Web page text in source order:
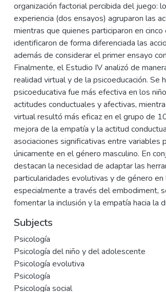
organización factorial percibida del juego:
experiencia (dos ensayos) agruparon las
mientras que quienes participaron en
identificaron de forma diferenciada las
además de considerar el primer ensayo
Finalmente, el Estudio IV analizó de
realidad virtual y de la psicoeducación. Se
psicoeducativa fue más efectiva en los
actitudes conductuales y afectivas,
virtual resultó más eficaz en el grupo de
mejora de la empatía y la actitud
asociaciones significativas entre
únicamente en el género masculino. En
destacan la necesidad de adaptar las
particularidades evolutivas y de género en
especialmente a través del embodiment,
fomentar la inclusión y la empatía hacia la
Subjects
Psicología
Psicología del niño y del adolescente
Psicología evolutiva
Psicología
Psicología social